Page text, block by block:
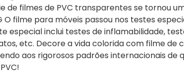
de filmes de PVC transparentes se tornou
O filme para móveis passou nos testes
especial inclui testes de inflamabilidade,
etc. Decore a vida colorida com filme de
aos rigorosos padrões internacionais de